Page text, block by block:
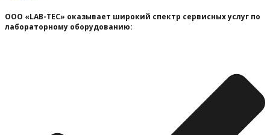
ООО «LAB-TEC» оказывает широкий спектр сервисных услуг по
лабораторному оборудованию: